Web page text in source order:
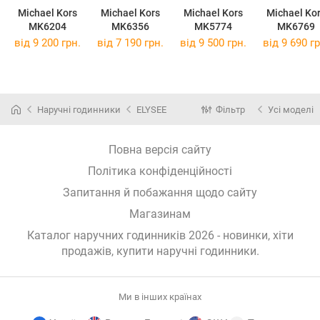
Michael Kors
MK6204
Michael Kors
MK6356
Michael Kors
MK5774
Michael
MK6769
від 9 200 грн. від 7 190 грн. від 9 500 грн. від 9 690
Наручні годинники ELYSEE Фільтр Усі моделі
Повна версія сайту
Політика конфіденційності
Запитання й побажання щодо сайту
Магазинам
Каталог наручних годинників 2026 - новинки, хіти
продажів, купити наручні годинники.
Ми в інших країнах